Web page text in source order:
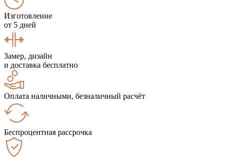
Изготовление
от 5 дней
Замер, дизайн
и доставка бесплатно
Оплата наличными, безналичный расчёт
Беспроцентная рассрочка